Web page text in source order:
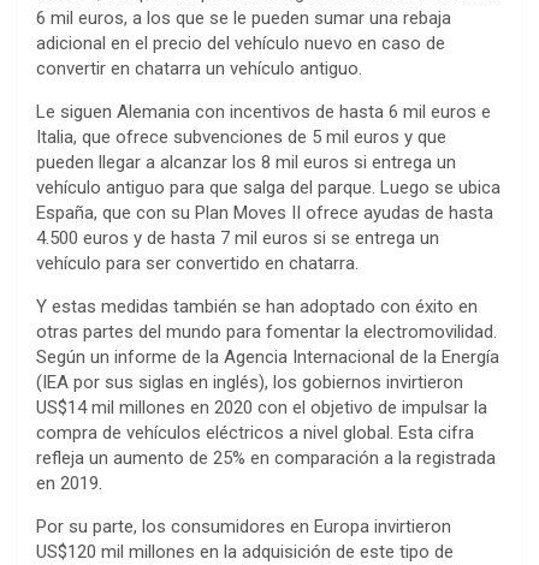
6 mil euros, a los que se le pueden sumar una rebaja
adicional en el precio del vehículo nuevo en caso de
convertir en chatarra un vehículo antiguo.
Le siguen Alemania con incentivos de hasta 6 mil euros e
Italia, que ofrece subvenciones de 5 mil euros y que
pueden llegar a alcanzar los 8 mil euros si entrega un
vehículo antiguo para que salga del parque. Luego se ubica
España, que con su Plan Moves II ofrece ayudas de hasta
4.500 euros y de hasta 7 mil euros si se entrega un
vehículo para ser convertido en chatarra.
Y estas medidas también se han adoptado con éxito en
otras partes del mundo para fomentar la electromovilidad.
Según un informe de la Agencia Internacional de la Energía
(IEA por sus siglas en inglés), los gobiernos invirtieron
US$14 mil millones en 2020 con el objetivo de impulsar la
compra de vehículos eléctricos a nivel global. Esta cifra
refleja un aumento de 25% en comparación a la registrada
en 2019.
Por su parte, los consumidores en Europa invirtieron
US$120 mil millones en la adquisición de este tipo de